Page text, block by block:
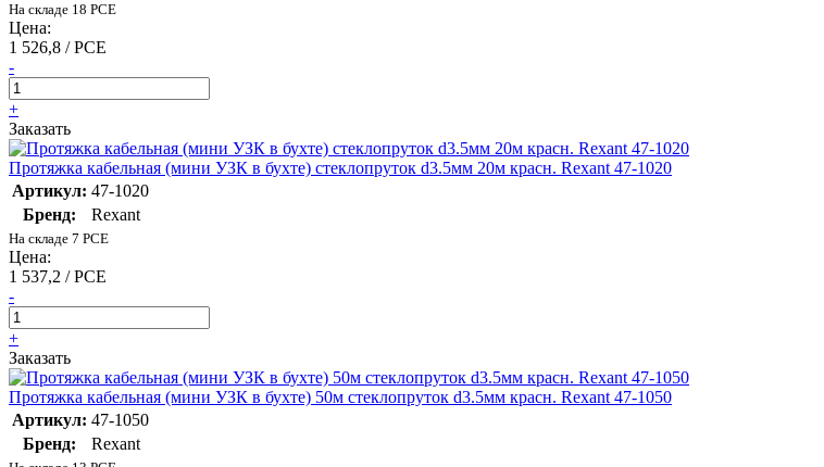
На складе 18 PCE
Цена:
1 526,8 / PCE
-
+
Заказать
Протяжка кабельная (мини УЗК в бухте) стеклопруток d3.5мм 20м красн. Rexant 47-1020
Артикул: 47-1020
Бренд:
Rexant
На складе 7 PCE
Цена:
1 537,2 / PCE
-
+
Заказать
Протяжка кабельная (мини УЗК в бухте) 50м стеклопруток d3.5мм красн. Rexant 47-1050
Артикул: 47-1050
Бренд:
Rexant